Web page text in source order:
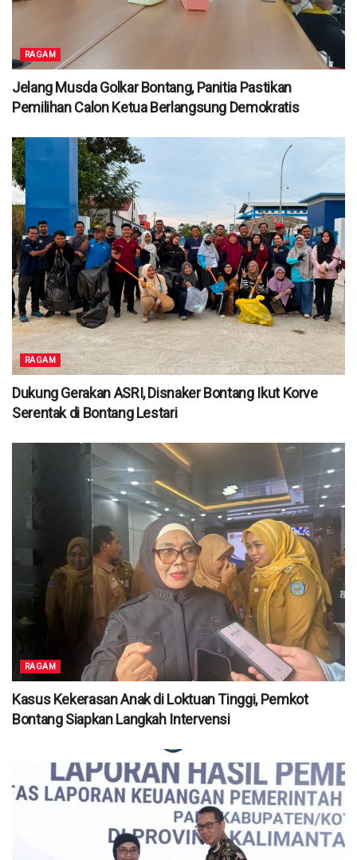
RAGAM
Jelang Musda Golkar Bontang, Panitia Pastikan
Pemilihan Calon Ketua Berlangsung Demokratis
RAGAM
Dukung Gerakan ASRI, Disnaker Bontang Ikut Korve
Serentak di Bontang Lestari
RAGAM
Kasus Kekerasan Anak di Loktuan Tinggi, Pemkot
Bontang Siapkan Langkah Intervensi